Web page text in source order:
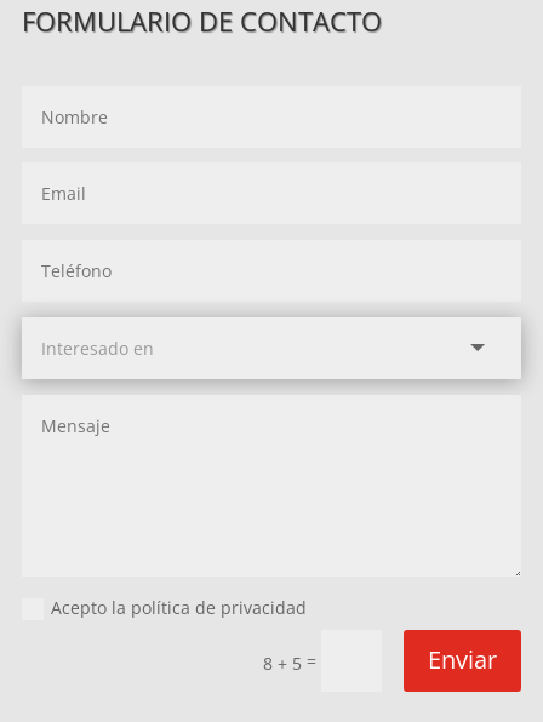
FORMULARIO DE CONTACTO
Acepto la política de privacidad
8 + 5 = Enviar